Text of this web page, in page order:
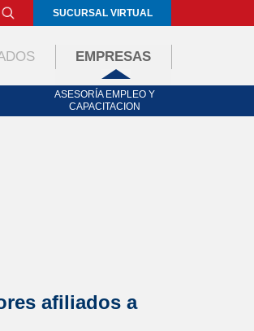
SUCURSAL VIRTUAL
EMPRESAS
ASESORÍA EMPLEO Y
CAPACITACION
afiliados a